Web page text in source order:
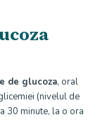
de glucoza, oral
(nivelul de
30 minute, la o ora